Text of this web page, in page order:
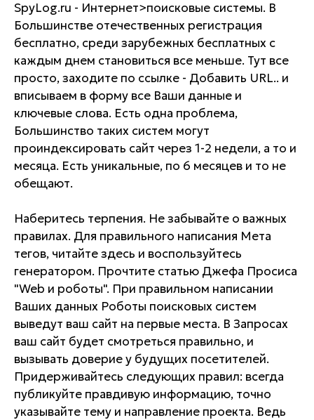
SpyLog.ru - Интернет>поисковые системы. В
Большинстве отечественных регистрация
бесплатно, среди зарубежных бесплатных с
каждым днем становиться все меньше. Тут все
просто, заходите по ссылке - Добавить URL.. и
вписываем в форму все Ваши данные и
ключевые слова. Есть одна проблема,
Большинство таких систем могут
проиндексировать сайт через 1-2 недели, а то и
месяца. Есть уникальные, по 6 месяцев и то не
обещают.
Наберитесь терпения. Не забывайте о важных
правилах. Для правильного написания Мета
тегов, читайте здесь и воспользуйтесь
генератором. Прочтите статью Джефа Просиса
"Web и роботы". При правильном написании
Ваших данных Роботы поисковых систем
выведут ваш сайт на первые места. В Запросах
ваш сайт будет смотреться правильно, и
вызывать доверие у будущих посетителей.
Придерживайтесь следующих правил: всегда
публикуйте правдивую информацию, точно
указывайте тему и направление проекта. Ведь